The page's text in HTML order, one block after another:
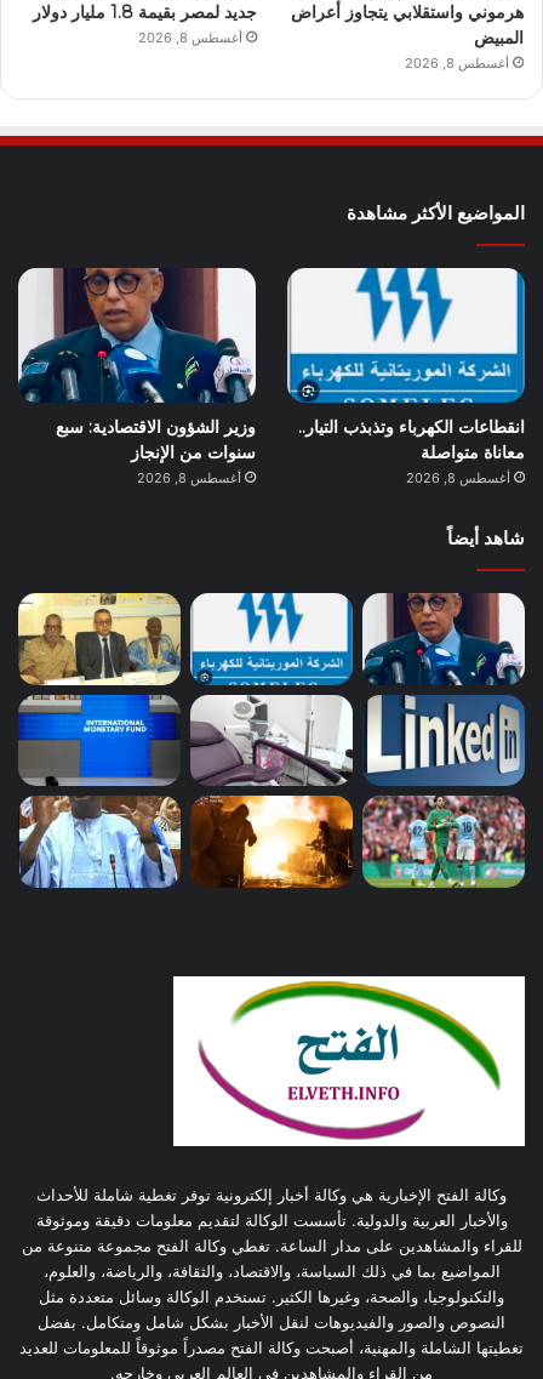
هرموني واستقلابي يتجاوز أعراض
المبيض
أغسطس 8, 2026
جديد لمصر بقيمة 1.8 مليار دولار
أغسطس 8, 2026
المواضيع الأكثر مشاهدة
انقطاعات الكهرباء وتذبذب التيار..
معاناة متواصلة
أغسطس 8, 2026
وزير الشؤون الاقتصادية: سبع
سنوات من الإنجاز
أغسطس 8, 2026
شاهد أيضاً
وكالة الفتح الإخبارية هي وكالة أخبار إلكترونية توفر تغطية شاملة للأحداث
والأخبار العربية والدولية. تأسست الوكالة لتقديم معلومات دقيقة وموثوقة
للقراء والمشاهدين على مدار الساعة. تغطي وكالة الفتح مجموعة متنوعة من
المواضيع بما في ذلك السياسة، والاقتصاد، والثقافة، والرياضة، والعلوم،
والتكنولوجيا، والصحة، وغيرها الكثير. تستخدم الوكالة وسائل متعددة مثل
النصوص والصور والفيديوهات لنقل الأخبار بشكل شامل ومتكامل. بفضل
تغطيتها الشاملة والمهنية، أصبحت وكالة الفتح مصدراً موثوقاً للمعلومات للعديد
من القراء والمشاهدين في العالم العربي وخارجه.